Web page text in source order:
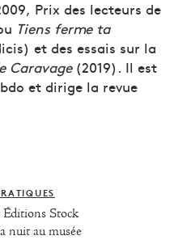
Prix des lecteurs de
Tiens ferme ta
et des essais sur la
Caravage(2019). Il est
et dirige la revue
Stock
nuit au musée